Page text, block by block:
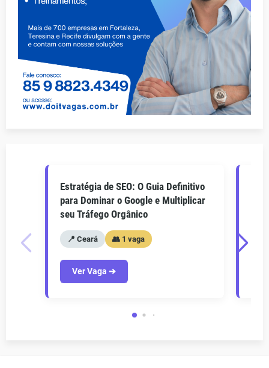
Estratégia de SEO: O Guia Definitivo
para Dominar o Google e Multiplicar
seu Tráfego Orgânico
📍 Ceará 👥 1 vaga
Ver Vaga ➔